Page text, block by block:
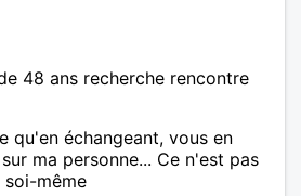
48 ans recherche rencontre
qu'en échangeant, vous en
ma personne... Ce n'est pas
même